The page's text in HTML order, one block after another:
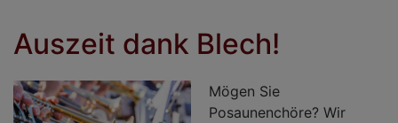
Auszeit dank Blech!
Mögen Sie
Posaunenchöre? Wir